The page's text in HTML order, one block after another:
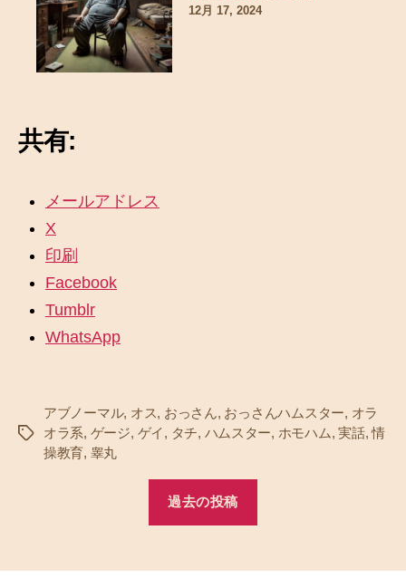
12月 17, 2024
共有:
メールアドレス
X
印刷
Facebook
Tumblr
WhatsApp
タ
アブノーマル, オス, おっさん, おっさんハムスター, オラ
オラ系, ゲージ, ゲイ, タチ, ハムスター, ホモハム,実話,情
操教育, 睾丸
過去の投稿